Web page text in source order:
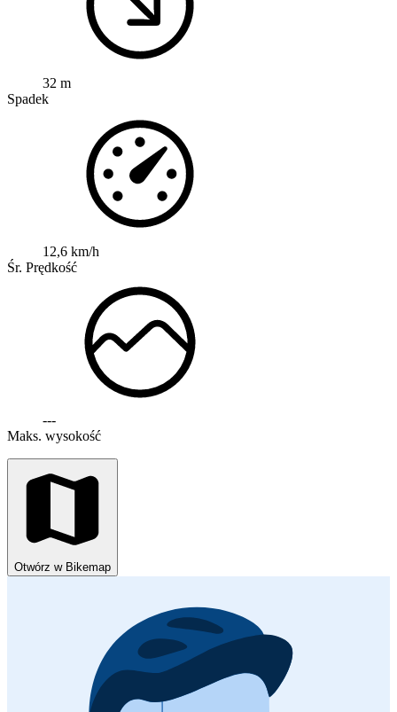
32 m
Spadek
12,6 km/h
Śr. Prędkość
---
Maks. wysokość
Otwórz w Bikemap